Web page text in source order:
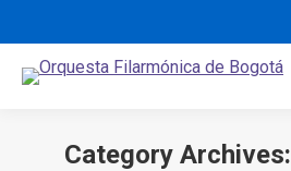
Category Archives: